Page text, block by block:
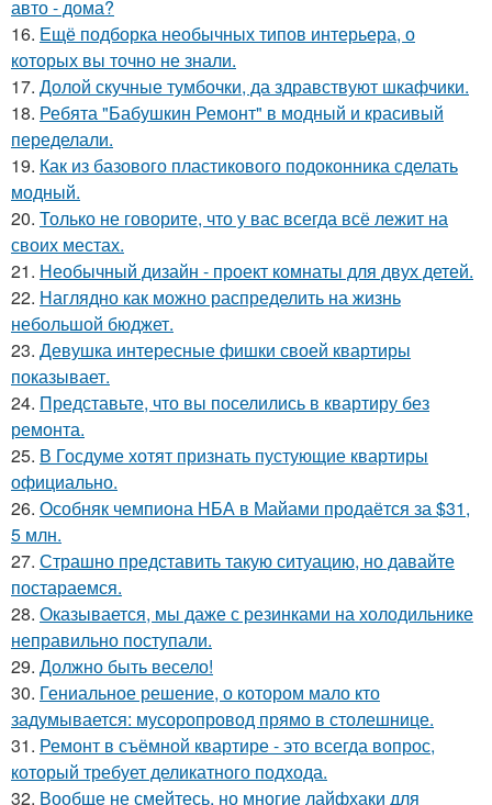
авто - дома?
16. Ещё подборка необычных типов интерьера, о
которых вы точно не знали.
17. Долой скучные тумбочки, да здравствуют шкафчики.
18. Ребята "Бабушкин Ремонт" в модный и красивый
переделали.
19. Как из базового пластикового подоконника сделать
модный.
20. Только не говорите, что у вас всегда всё лежит на
своих местах.
21. Необычный дизайн - проект комнаты для двух детей.
22. Наглядно как можно распределить на жизнь
небольшой бюджет.
23. Девушка интересные фишки своей квартиры
показывает.
24. Представьте, что вы поселились в квартиру без
ремонта.
25. В Госдуме хотят признать пустующие квартиры
официально.
26. Особняк чемпиона НБА в Майами продаётся за $31,
5 млн.
27. Страшно представить такую ситуацию, но давайте
постараемся.
28. Оказывается, мы даже с резинками на холодильнике
неправильно поступали.
29. Должно быть весело!
30. Гениальное решение, о котором мало кто
задумывается: мусоропровод прямо в столешнице.
31. Ремонт в съёмной квартире - это всегда вопрос,
который требует деликатного подхода.
32. Вообще не смейтесь, но многие лайфхаки для